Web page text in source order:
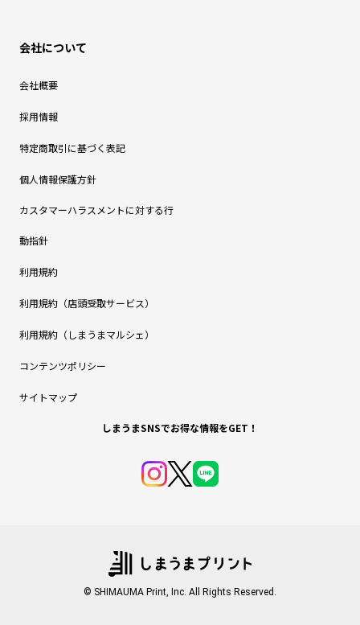
会社について
会社概要
採用情報
特定商取引に基づく表記
個人情報保護方針
カスタマーハラスメントに対する行
動指針
利用規約
利用規約（店頭受取サービス）
利用規約（しまうまマルシェ）
コンテンツポリシー
サイトマップ
しまうまSNSでお得な情報をGET！
© SHIMAUMA Print, Inc. All Rights Reserved.